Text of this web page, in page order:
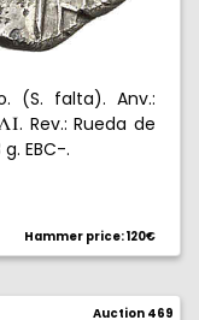
(S. falta). Anv.:
. Rev.: Rueda de
EBC-.
Hammer price: 120€
Auction 469